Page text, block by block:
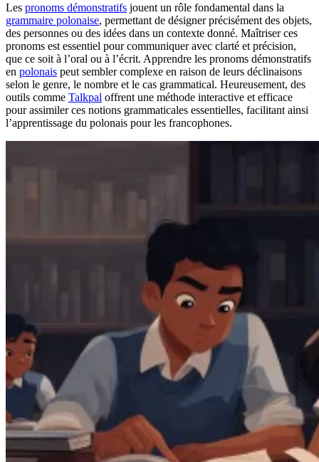
Les pronoms démonstratifs jouent un rôle fondamental dans la
grammaire polonaise, permettant de désigner précisément des objets,
des personnes ou des idées dans un contexte donné. Maîtriser ces
pronoms est essentiel pour communiquer avec clarté et précision,
que ce soit à l’oral ou à l’écrit. Apprendre les pronoms démonstratifs
en polonais peut sembler complexe en raison de leurs déclinaisons
selon le genre, le nombre et le cas grammatical. Heureusement, des
outils comme Talkpal offrent une méthode interactive et efficace
pour assimiler ces notions grammaticales essentielles, facilitant ainsi
l’apprentissage du polonais pour les francophones.